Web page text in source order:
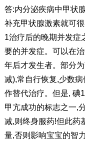
答:内分泌疾病中甲状
补充甲状腺激素就可
1治疗后的晚期并发症
要的并发症。可以在
年后才发生者。部分
减),常自行恢复,少数
作替代治疗。但是, 碘
甲亢成功的标志之一,
减,则终身服药!但此药
量,否则影响宝宝的智